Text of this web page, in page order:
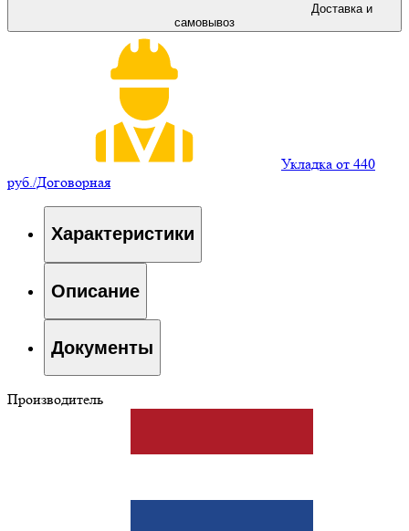
Доставка и
самовывоз
Укладка от 440
руб./Договорная
Характеристики
Описание
Документы
Производитель